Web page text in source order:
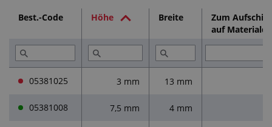
Lesen Sie (1)
Best.-Code Höhe Breite
Zum
auf
05381025 3 mm 13 mm
05381008 7,5 mm 4 mm